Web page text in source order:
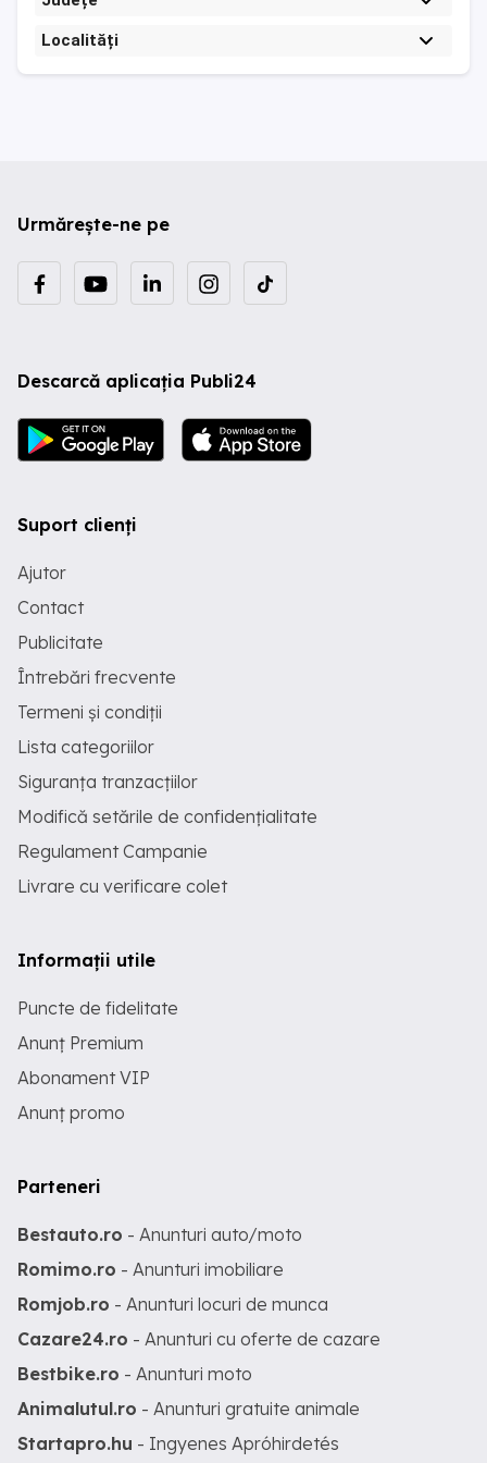
Localități
Urmărește-ne pe
Descarcă aplicația Publi24
Suport clienți
Ajutor
Contact
Publicitate
Întrebări frecvente
Termeni și condiții
Lista categoriilor
Siguranța tranzacțiilor
Modifică setările de confidențialitate
Regulament Campanie
Livrare cu verificare colet
Informații utile
Puncte de fidelitate
Anunț Premium
Abonament VIP
Anunț promo
Parteneri
Bestauto.ro - Anunturi auto/moto
Romimo.ro - Anunturi imobiliare
Romjob.ro - Anunturi locuri de munca
Cazare24.ro - Anunturi cu oferte de cazare
Bestbike.ro - Anunturi moto
Animalutul.ro - Anunturi gratuite animale
Startapro.hu - Ingyenes Apróhirdetés